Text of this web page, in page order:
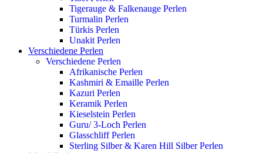
Tigerauge & Falkenauge Perlen
Turmalin Perlen
Türkis Perlen
Unakit Perlen
Verschiedene Perlen
Verschiedene Perlen
Afrikanische Perlen
Kashmiri & Emaille Perlen
Kazuri Perlen
Keramik Perlen
Kieselstein Perlen
Guru/ 3-Loch Perlen
Glasschliff Perlen
Sterling Silber & Karen Hill Silber Perlen